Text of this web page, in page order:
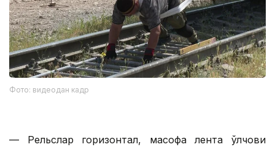
Фото: видеодан кадр
— Рельслар горизонтал, масофа лента ўлчови